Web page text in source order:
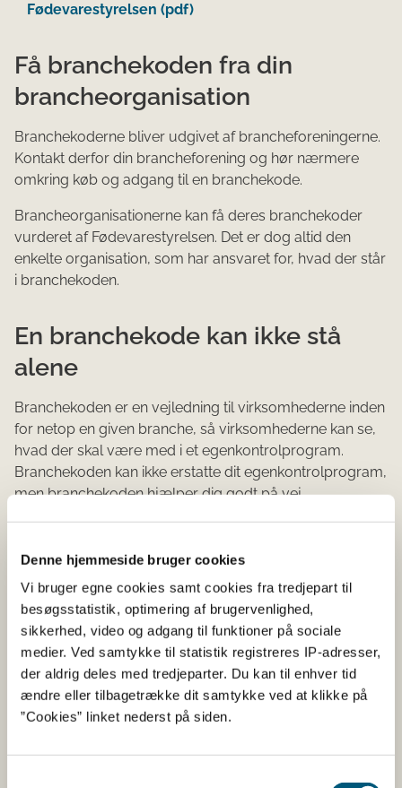
Denne hjemmeside bruger cookies
Vi bruger egne cookies samt cookies fra tredjepart til
besøgsstatistik, optimering af brugervenlighed,
sikkerhed, video og adgang til funktioner på sociale
medier. Ved samtykke til statistik registreres IP-adresser,
der aldrig deles med tredjeparter. Du kan til enhver tid
ændre eller tilbagetrække dit samtykke ved at klikke på
”Cookies” linket nederst på siden.
Fødevarestyrelsen (pdf)
Få branchekoden fra din
brancheorganisation
Branchekoderne bliver udgivet af brancheforeningerne.
Kontakt derfor din brancheforening og hør nærmere
omkring køb og adgang til en branchekode.
Brancheorganisationerne kan få deres branchekoder
vurderet af Fødevarestyrelsen. Det er dog altid den
enkelte organisation, som har ansvaret for, hvad der står
i branchekoden.
En branchekode kan ikke stå
alene
Branchekoden er en vejledning til virksomhederne inden
for netop en given branche, så virksomhederne kan se,
hvad der skal være med i et egenkontrolprogram.
Branchekoden kan ikke erstatte dit egenkontrolprogram,
men branchekoden hjælper dig godt på vej.
særlig opmærksom på i dit daglige arbejde med
egenkontrol. Branchekoderne indeholder i
udgangspunktet risikoanalyser, procedurer, også kan
der være eksempler på skemaer til at føre den løbende
egenkontrol. Branchekoden kan dog ikke stå alene.
Tilpas branchekoden til din
virksomhed